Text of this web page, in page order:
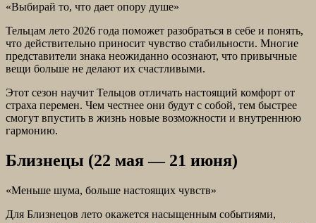
«Выбирай то, что дает опору душе»
Тельцам лето 2026 года поможет разобраться в себе и понять,
что действительно приносит чувство стабильности. Многие
представители знака неожиданно осознают, что привычные
вещи больше не делают их счастливыми.
Этот сезон научит Тельцов отличать настоящий комфорт от
страха перемен. Чем честнее они будут с собой, тем быстрее
смогут впустить в жизнь новые возможности и внутреннюю
гармонию.
Близнецы (22 мая — 21 июня)
«Меньше шума, больше настоящих чувств»
Для Близнецов лето окажется насыщенным событиями,